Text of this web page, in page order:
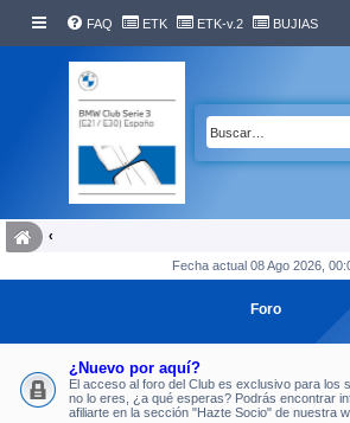
FAQ ETK ETK-v.2 BUJIAS
Fecha actual 08 Ago 2026,
Foro
¿Nuevo por aquí?
El acceso al foro del Club es exclusivo para los
no lo eres, ¿a qué esperas? Podrás encontrar
afiliarte en la sección "Hazte Socio" de nuestra